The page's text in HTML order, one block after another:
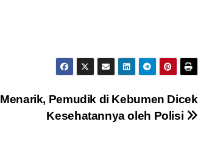
Menarik, Pemudik di Kebumen Dicek
Kesehatannya oleh Polisi